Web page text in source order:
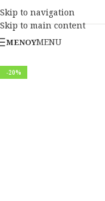
Skip to navigation
Skip to main content
ΜΕΝΟΎMENU
-20%